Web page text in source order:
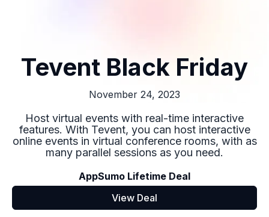
Tevent Black Friday
November 24, 2023
Host virtual events with real-time interactive
features. With Tevent, you can host interactive
online events in virtual conference rooms, with as
many parallel sessions as you need.
AppSumo Lifetime Deal
View Deal